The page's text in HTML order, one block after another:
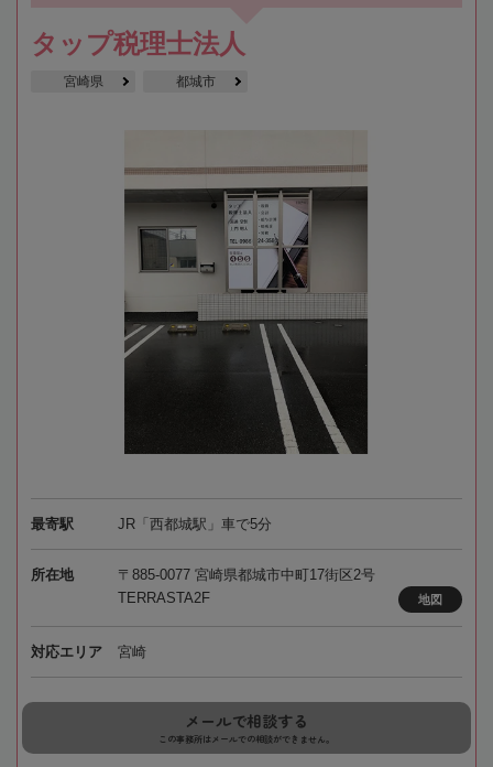
タップ税理士法人
宮崎県 都城市
最寄駅 JR「西都城駅」車で5分
所在地
〒885-0077 宮崎県都城市中町17街区2号
TERRASTA2F
地図
対応エリア 宮崎
メールで相談する
この事務所はメールでの相談ができません。